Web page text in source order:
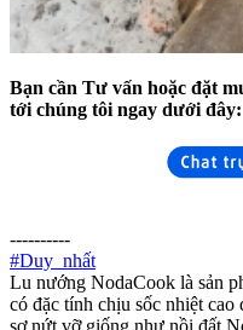
Bạn cần Tư vấn hoặc đặt
tới chúng tôi ngay dưới đây:
----------
#Duy_nhất
Lu nướng NodaCook là sản
có đặc tính chịu sốc nhiệt
sợ nứt vỡ giống như nồi đất